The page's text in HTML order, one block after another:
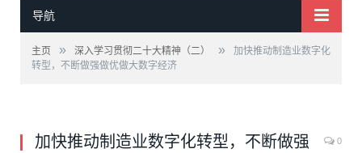
导航
主页 » 深入学习贯彻二十大精神（二） »
加快推动制造业数字化
转型，不断做强做优做大数字经济
加快推动制造业数字化转型，不断做强
0